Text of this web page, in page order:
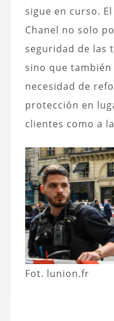
sigue en curso.
Chanel no solo
seguridad de las
sino que
necesidad de
protección en
clientes como a
Fot. lunion.fr